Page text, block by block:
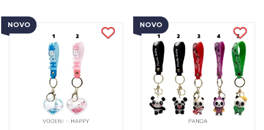
NOVO NOVO